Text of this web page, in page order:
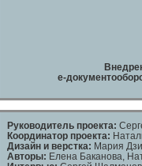
е-
Руководитель проекта:
Координатор проекта:
Дизайн и верстка: Мария
Авторы: Елена Баканова,